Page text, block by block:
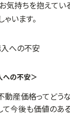
気持ちを抱えてい
います。
への不安＞
動産価格ってどう
て今後も価値のあ